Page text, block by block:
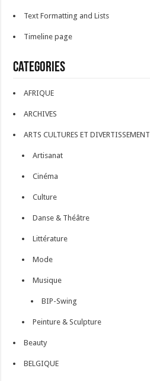
Text Formatting and Lists
Timeline page
Categories
AFRIQUE
ARCHIVES
ARTS CULTURES ET DIVERTISSEMENT
Artisanat
Cinéma
Culture
Danse & Théâtre
Littérature
Mode
Musique
BIP-Swing
Peinture & Sculpture
Beauty
BELGIQUE